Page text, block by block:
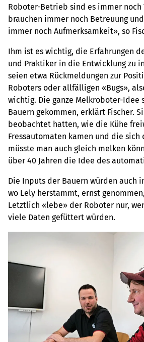
Roboter-Betrieb sind es immer noch
brauchen immer noch Betreuung
immer noch Aufmerksamkeit», so
Ihm ist es wichtig, die Erfahrungen
und Praktiker in die Entwicklung zu
seien etwa Rückmeldungen zur
Roboters oder allfälligen «Bugs»,
wichtig. Die ganze Melkroboter-Idee
Bauern gekommen, erklärt Fischer.
beobachtet hatten, wie die Kühe
Fressautomaten kamen und die sich
müsste man auch gleich melken
über 40 Jahren die Idee des
Die Inputs der Bauern würden auch
wo Lely herstammt, ernst
Letztlich «lebe» der Roboter nur,
viele Daten gefüttert würden.